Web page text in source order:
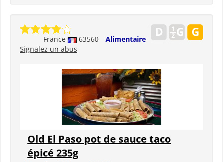
France 63560
Alimentaire
Signalez un abus
Old El Paso pot de sauce taco
épicé 235g